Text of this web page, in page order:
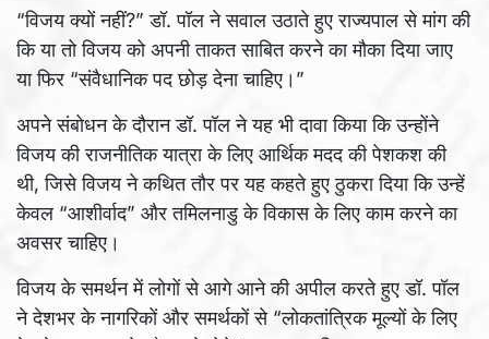
“विजय क्यों नहीं?” डॉ. पॉल ने सवाल उठाते हुए राज्यपाल से मांग की
कि या तो विजय को अपनी ताकत साबित करने का मौका दिया जाए
या फिर “संवैधानिक पद छोड़ देना चाहिए।”
अपने संबोधन के दौरान डॉ. पॉल ने यह भी दावा किया कि उन्होंने
विजय की राजनीतिक यात्रा के लिए आर्थिक मदद की पेशकश की
थी, जिसे विजय ने कथित तौर पर यह कहते हुए ठुकरा दिया कि उन्हें
केवल “आशीर्वाद” और तमिलनाडु के विकास के लिए काम करने का
अवसर चाहिए।
विजय के समर्थन में लोगों से आगे आने की अपील करते हुए डॉ. पॉल
ने देशभर के नागरिकों और समर्थकों से “लोकतांत्रिक मूल्यों के लिए